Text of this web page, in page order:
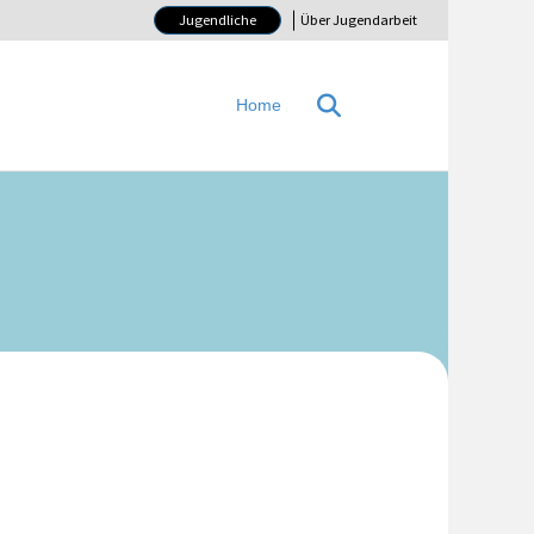
Jugendliche Über Jugendarbeit
Home